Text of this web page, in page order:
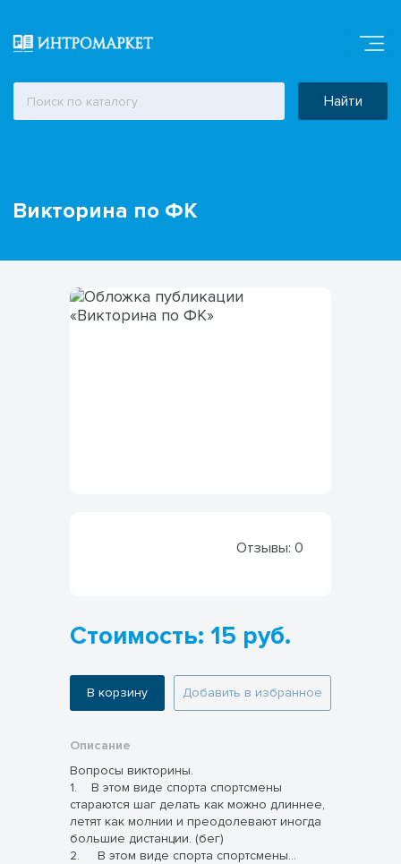
Найти
Викторина по ФК
Отзывы: 0
Стоимость: 15 руб.
В корзину Добавить в избранное
Описание
Вопросы викторины.
1. В этом виде спорта спортсмены
стараются шаг делать как можно длиннее,
летят как молнии и преодолевают иногда
большие дистанции. (бег)
2. В этом виде спорта спортсмены